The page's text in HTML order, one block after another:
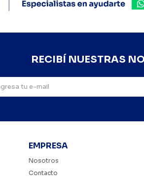
EMPRESA
Nosotros
Contacto
RECIBÍ NUESTRAS